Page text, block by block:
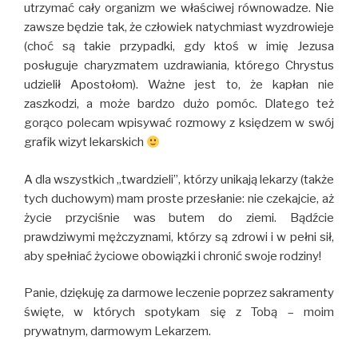
utrzymać cały organizm we właściwej równowadze. Nie
zawsze będzie tak, że człowiek natychmiast wyzdrowieje
(choć są takie przypadki, gdy ktoś w imię Jezusa
posługuje charyzmatem uzdrawiania, którego Chrystus
udzielił Apostołom). Ważne jest to, że kapłan nie
zaszkodzi, a może bardzo dużo pomóc. Dlatego też
gorąco polecam wpisywać rozmowy z księdzem w swój
grafik wizyt lekarskich
A dla wszystkich ,,twardzieli”, którzy unikają lekarzy (także
tych duchowym) mam proste przesłanie: nie czekajcie, aż
życie przyciśnie was butem do ziemi. Bądźcie
prawdziwymi mężczyznami, którzy są zdrowi i w pełni sił,
aby spełniać życiowe obowiązki i chronić swoje rodziny!
Panie, dziękuję za darmowe leczenie poprzez sakramenty
święte, w których spotykam się z Tobą – moim
prywatnym, darmowym Lekarzem.